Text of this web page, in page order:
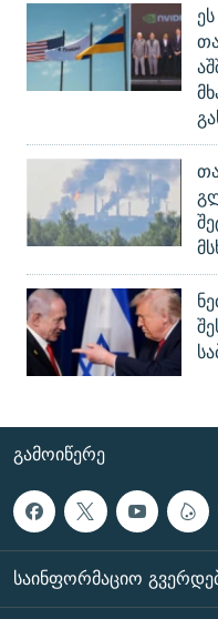
ᲒᲐᲛᲝᲘᲬᲔᲠᲔ
ᲡᲐᲘᲜᲤᲝᲠᲛᲐᲪᲘᲝ